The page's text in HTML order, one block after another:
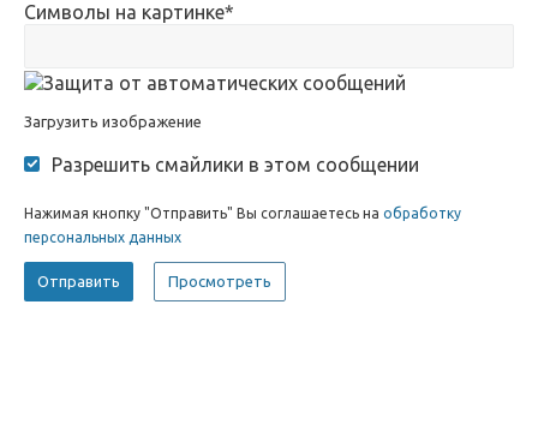
Символы на картинке*
Загрузить изображение
Разрешить смайлики в этом сообщении
Нажимая кнопку "Отправить" Вы соглашаетесь на обработку
персональных данных